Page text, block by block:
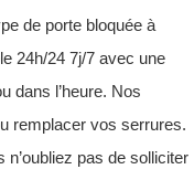
de porte bloquée à
24h/24 7j/7 avec une
dans l’heure. Nos
remplacer vos serrures.
n’oubliez pas de solliciter